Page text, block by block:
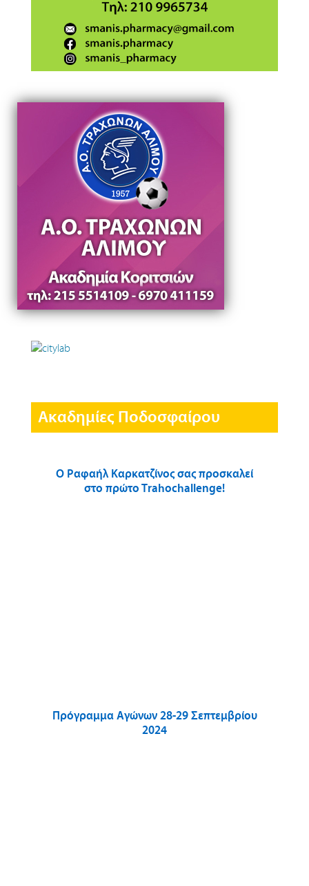
Ακαδημίες Ποδοσφαίρου
Ο Ραφαήλ Καρκατζίνος σας προσκαλεί
στο πρώτο Τrahochallenge!
Πρόγραμμα Αγώνων 28-29 Σεπτεμβρίου
2024